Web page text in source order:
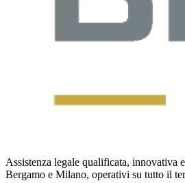
Assistenza legale qualificata, innovativa
Bergamo e Milano, operativi su tutto il